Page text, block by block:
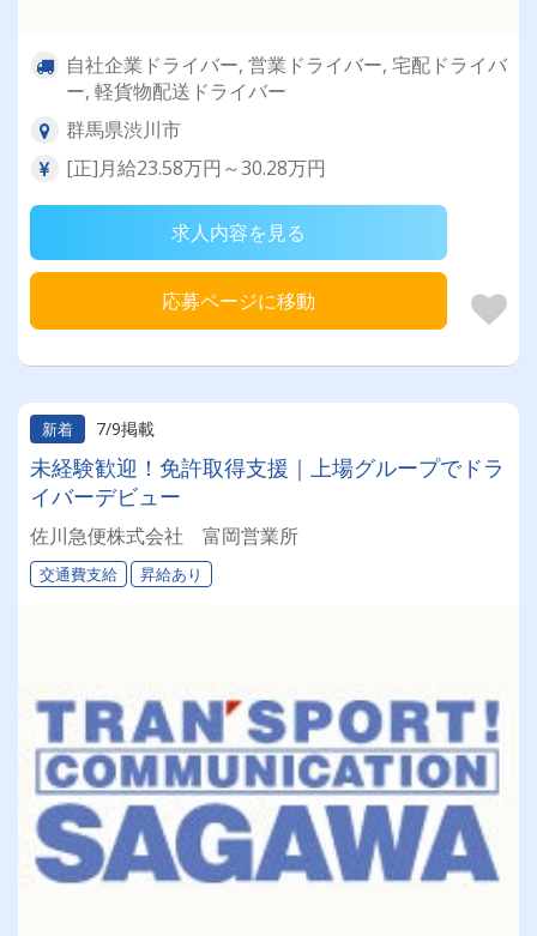
自社企業ドライバー, 営業ドライバー, 宅配ドライバ
ー, 軽貨物配送ドライバー
群馬県渋川市
[正]月給23.58万円～30.28万円
求人内容を見る
応募ページに移動
新着 7/9掲載
未経験歓迎！免許取得支援｜上場グループでドラ
イバーデビュー
佐川急便株式会社 富岡営業所
交通費支給 昇給あり